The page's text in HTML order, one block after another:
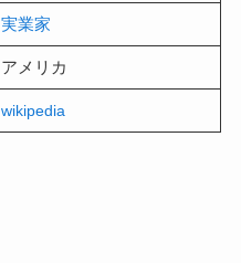
実業家
アメリカ
wikipedia